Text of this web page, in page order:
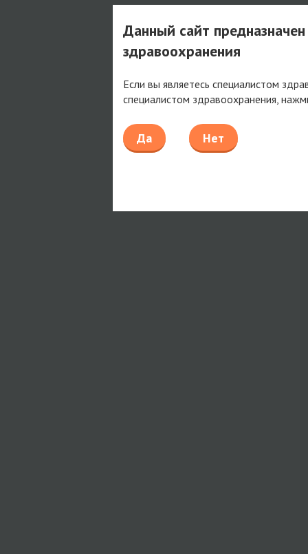
Данный сайт
здравоохранения
Если вы являетесь специалистом
специалистом здравоохранения,
Да Нет